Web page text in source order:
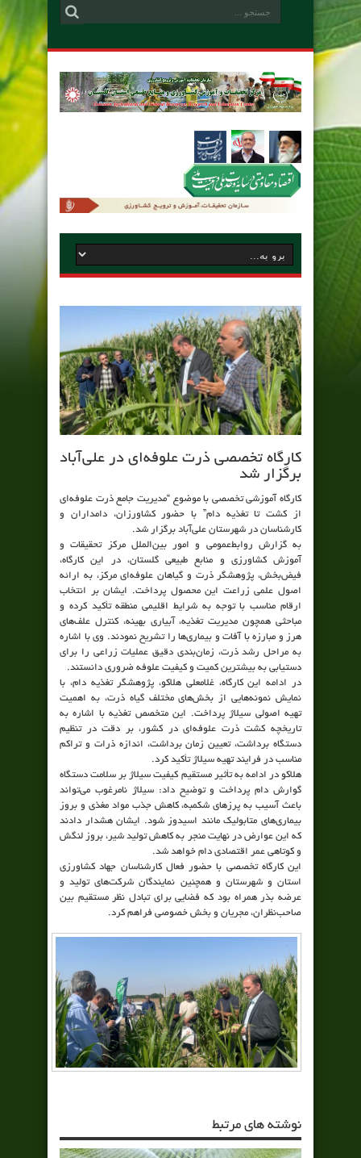
کارگاه تخصصی ذرت علوفه‌ای در علی‌آباد
برگزار شد
کارگاه آموزشی تخصصی با موضوع “مدیریت جامع ذرت علوفه‌ای
از کشت تا تغذیه دام” با حضور کشاورزان، دامداران و
کارشناسان در شهرستان علی‌آباد برگزار شد.
به گزارش روابط‌عمومی و امور بین‌الملل مرکز تحقیقات و
آموزش کشاورزی و منابع طبیعی گلستان، در این کارگاه،
فیض‌بخش، پژوهشگر ذرت و گیاهان علوفه‌ای مرکز، به ارائه
اصول علمی زراعت این محصول پرداخت. ایشان بر انتخاب
ارقام مناسب با توجه به شرایط اقلیمی منطقه تأکید کرده و
مباحثی همچون مدیریت تغذیه، آبیاری بهینه، کنترل علف‌های
هرز و مبارزه با آفات و بیماری‌ها را تشریح نمودند. وی با اشاره
به مراحل رشد ذرت، زمان‌بندی دقیق عملیات زراعی را برای
دستیابی به بیشترین کمیت و کیفیت علوفه ضروری دانستند.
در ادامه این کارگاه، غلامعلی هلاکو، پژوهشگر تغذیه دام، با
نمایش نمونه‌هایی از بخش‌های مختلف گیاه ذرت، به اهمیت
تهیه اصولی سیلاژ پرداخت. این متخصص تغذیه با اشاره به
تاریخچه کشت ذرت علوفه‌ای در کشور، بر دقت در تنظیم
دستگاه برداشت، تعیین زمان برداشت، اندازه ذرات و تراکم
مناسب در فرایند تهیه سیلاژ تأکید کرد.
هلاکو در ادامه به تأثیر مستقیم کیفیت سیلاژ بر سلامت دستگاه
گوارش دام پرداخت و توضیح داد: سیلاژ نامرغوب می‌تواند
باعث آسیب به پرزهای شکمبه، کاهش جذب مواد مغذی و بروز
بیماری‌های متابولیک مانند اسیدوز شود. ایشان هشدار دادند
که این عوارض در نهایت منجر به کاهش تولید شیر، بروز لنگش
و کوتاهی عمر اقتصادی دام خواهد شد.
این کارگاه تخصصی با حضور فعال کارشناسان جهاد کشاورزی
استان و شهرستان و همچنین نمایندگان شرکت‌های تولید و
عرضه بذر همراه بود که فضایی برای تبادل نظر مستقیم بین
صاحب‌نظران، مجریان و بخش خصوصی فراهم کرد.
نوشته های مرتبط